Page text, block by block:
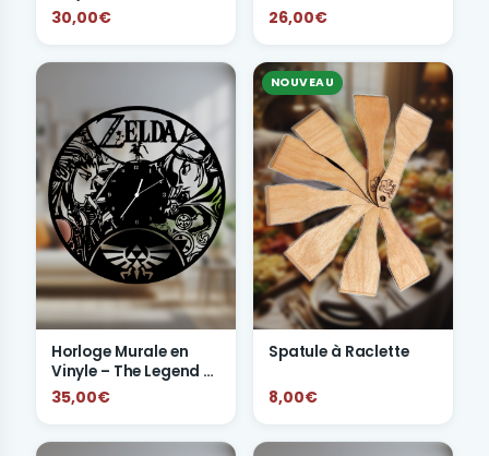
FRIENDS
30,00€
Outlander
26,00€
Horloge Murale en
Vinyle – The Legend of
Zelda
35,00€
NOUVEAU
Spatule à Raclette
8,00€